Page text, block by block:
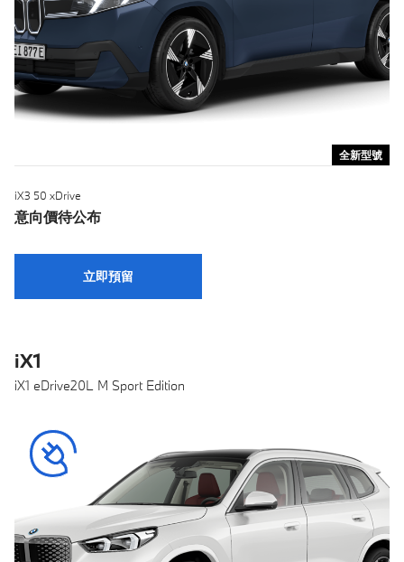
全新型號
iX3 50 xDrive
意向價待公布
立即預留
iX1
iX1 eDrive20L M Sport Edition